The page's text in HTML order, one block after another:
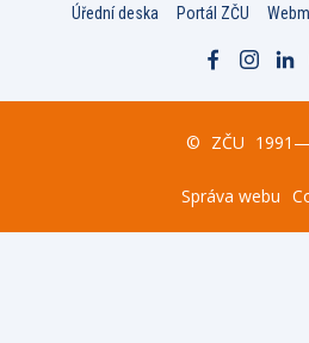
Úřední deska Portál ZČU
© ZČU
Správa webu